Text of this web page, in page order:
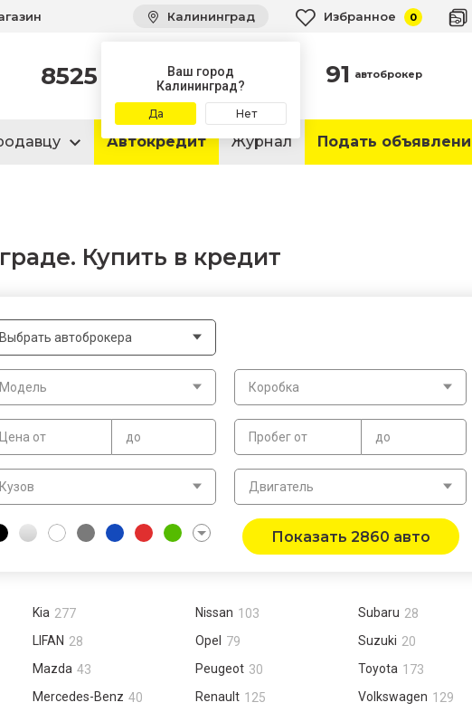
Калининград
Ваш город
Калининград?
Да Нет
Избранное 0
8525 автомобилей
в продаже 91 автоброкер
Автокредит Журнал Подать
Купить в кредит
Выбрать автоброкера
Модель Коробка
Цена от до Пробег от до
Кузов Двигатель
Показать 2860 авто
Kia 277
LIFAN 28
Mazda 43
Mercedes-Benz 40
Nissan 103
Opel
79
Peugeot 30
Renault 125
Subaru 28
Suzuki 20
Toyota 173
Volkswagen 129